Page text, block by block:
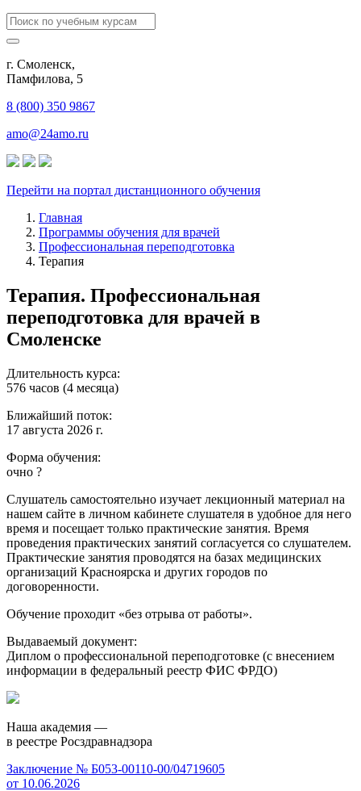
г. Смоленск,
​Памфилова, 5
8 (800) 350 9867
amo@24amo.ru
Перейти на портал дистанционного обучения
Главная
Программы обучения для врачей
Профессиональная переподготовка
Терапия
Терапия. Профессиональная
переподготовка для врачей в
Смоленске
Длительность курса:
576 часов (4 месяца)
Ближайший поток:
17 августа 2026 г.
Форма обучения:
очно ?
Слушатель самостоятельно изучает лекционный материал на
нашем сайте в личном кабинете слушателя в удобное для него
время и посещает только практические занятия. Время
проведения практических занятий согласуется со слушателем.
Практические занятия проводятся на базах медицинских
организаций Красноярска и других городов по
договоренности.
Обучение проходит «без отрыва от работы».
Выдаваемый документ:
Диплом о профессиональной переподготовке (с внесением
информации в федеральный реестр ФИС ФРДО)
Наша академия —
в реестре Росздравнадзора
Заключение № Б053-00110-00/04719605
от 10.06.2026